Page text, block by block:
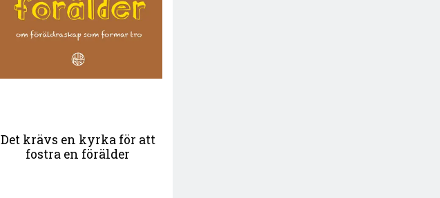
Det krävs en kyrka för att
fostra en förälder